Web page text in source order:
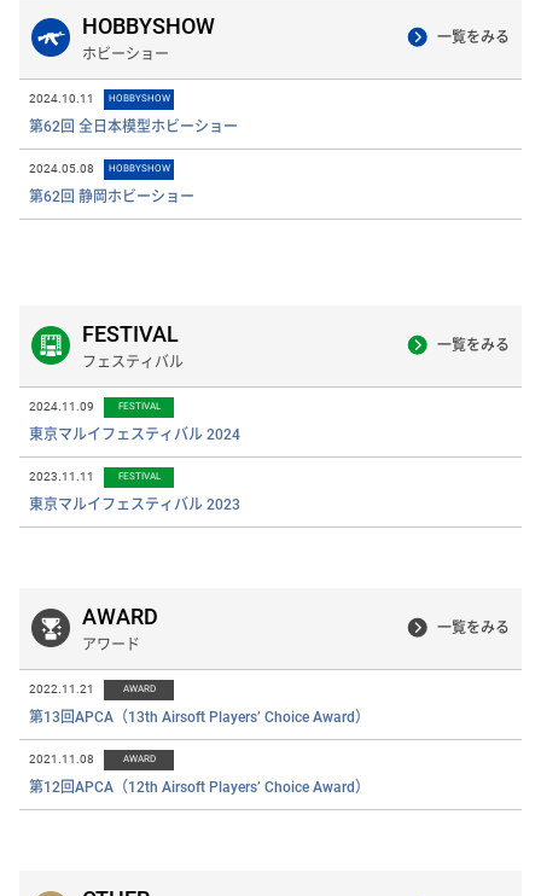
HOBBYSHOW
ホビーショー
一覧をみる
2024.10.11 HOBBYSHOW
第62回 全日本模型ホビーショー
2024.05.08 HOBBYSHOW
第62回 静岡ホビーショー
FESTIVAL
フェスティバル
一覧をみる
2024.11.09 FESTIVAL
東京マルイフェスティバル 2024
2023.11.11 FESTIVAL
東京マルイフェスティバル 2023
AWARD
アワード
一覧をみる
2022.11.21 AWARD
第13回APCA（13th Airsoft Players’ Choice Award）
2021.11.08 AWARD
第12回APCA（12th Airsoft Players’ Choice Award）